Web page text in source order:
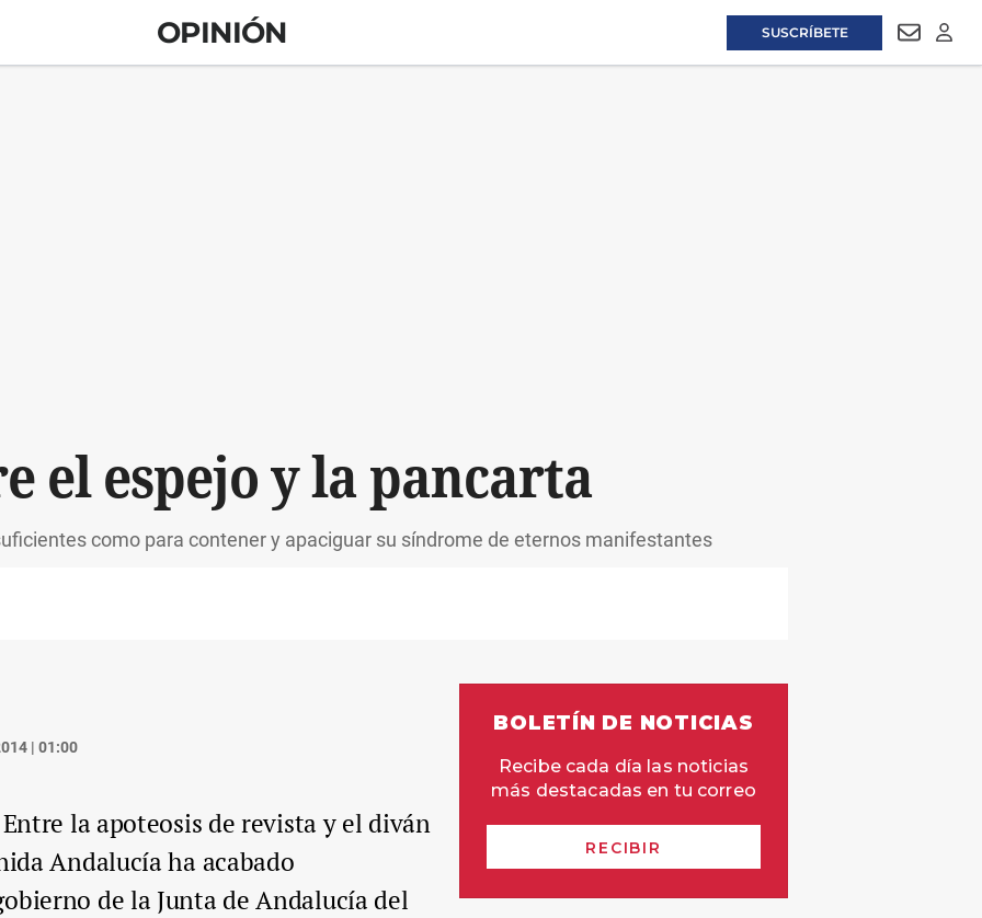
SUSCRÍBETE
OPINIÓN
el espejo y la pancarta
como para contener y apaciguar su síndrome de eternos manifestantes
| 01:00
la apoteosis de revista y el diván
Andalucía ha acabado
de la Junta de Andalucía del